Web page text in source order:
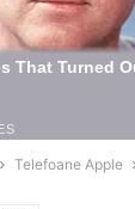
Telefoane Apple